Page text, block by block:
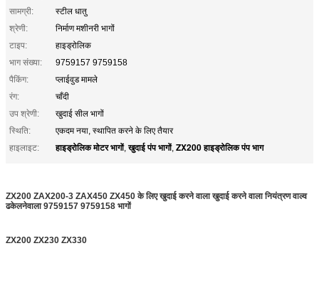
सामग्री:
स्टील धातु
श्रेणी:
निर्माण मशीनरी भागों
टाइप:
हाइड्रोलिक
भाग संख्या:
9759157 9759158
पैकिंग:
प्लाईवुड मामले
रंग:
चाँदी
उप श्रेणी:
खुदाई सील भागों
स्थि‍ति:
एकदम नया, स्थापित करने के लिए तैयार
हाइलाइट:
हाइड्रोलिक मोटर भागों,खुदाई पंप भागों, ZX200 हाइड्रोलिक पंप भाग
ZX200 ZAX200-3 ZAX450 ZX450 के लिए खुदाई करने वाला खुदाई करने वाला नियंत्रण वाल्व
ढकेलनेवाला 9759157 9759158 भागों
ZX200 ZX230 ZX330